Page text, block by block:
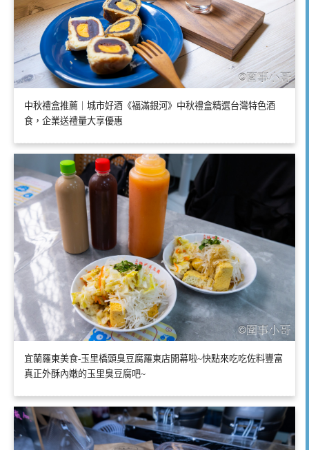
中秋禮盒推薦｜城市好酒《福滿銀河》中秋禮盒精選台灣特色酒
食，企業送禮量大享優惠
宜蘭羅東美食-玉里橋頭臭豆腐羅東店開幕啦~快點來吃吃佐料豐富
真正外酥內嫩的玉里臭豆腐吧~